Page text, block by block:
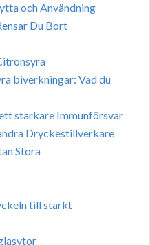
och Användning
Du Bort
biverkningar: Vad du
starkare Immunförsvar
Dryckestillverkare
Stora
till starkt